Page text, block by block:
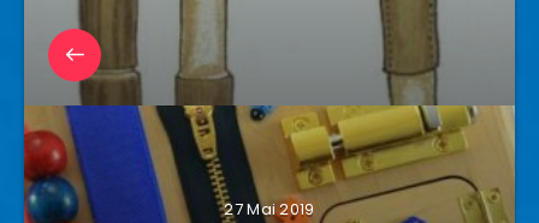
27 Mai 2019